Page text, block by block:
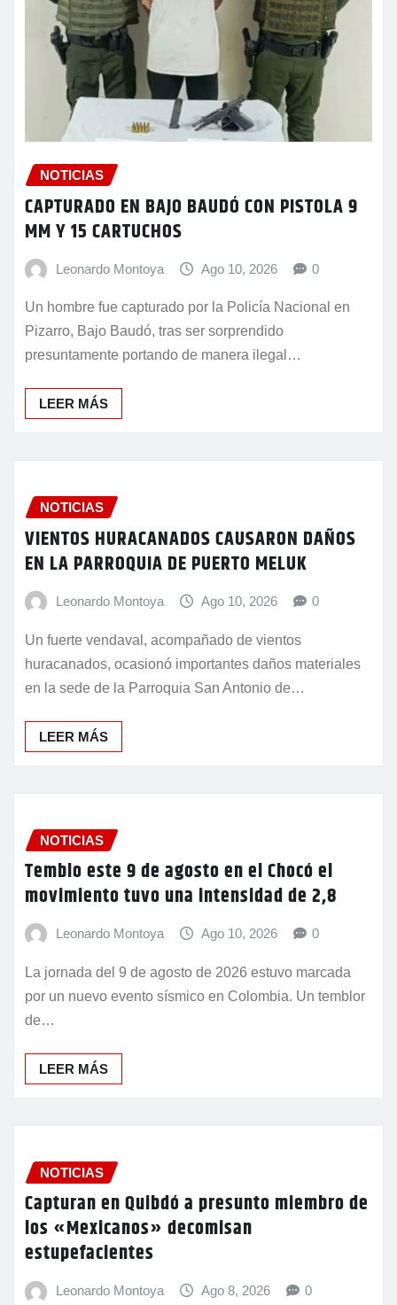
NOTICIAS
CAPTURADO EN BAJO BAUDÓ CON PISTOLA 9
MM Y 15 CARTUCHOS
Leonardo Montoya Ago 10, 2026 0
Un hombre fue capturado por la Policía Nacional en
Pizarro, Bajo Baudó, tras ser sorprendido
presuntamente portando de manera ilegal…
NOTICIAS
VIENTOS HURACANADOS CAUSARON DAÑOS
EN LA PARROQUIA DE PUERTO MELUK
Leonardo Montoya Ago 10, 2026
Un fuerte vendaval, acompañado de vientos
huracanados, ocasionó importantes daños materiales
en la sede de la Parroquia San Antonio de…
LEER MÁS
NOTICIAS
Temblo este 9 de agosto en el Chocó el
movimiento tuvo una intensidad de 2,8
Leonardo Montoya Ago 10, 2026
La jornada del 9 de agosto de 2026 estuvo marcada
por un nuevo evento sísmico en Colombia. Un temblor
de…
LEER MÁS
NOTICIAS
Capturan en Quibdó a presunto miembro de
los «Mexicanos» decomisan
estupefacientes
Leonardo Montoya Ago 8, 2026